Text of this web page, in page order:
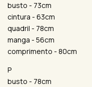
busto - 73cm
cintura - 63cm
quadril - 78cm
manga - 56cm
comprimento - 80cm
P
busto - 78cm